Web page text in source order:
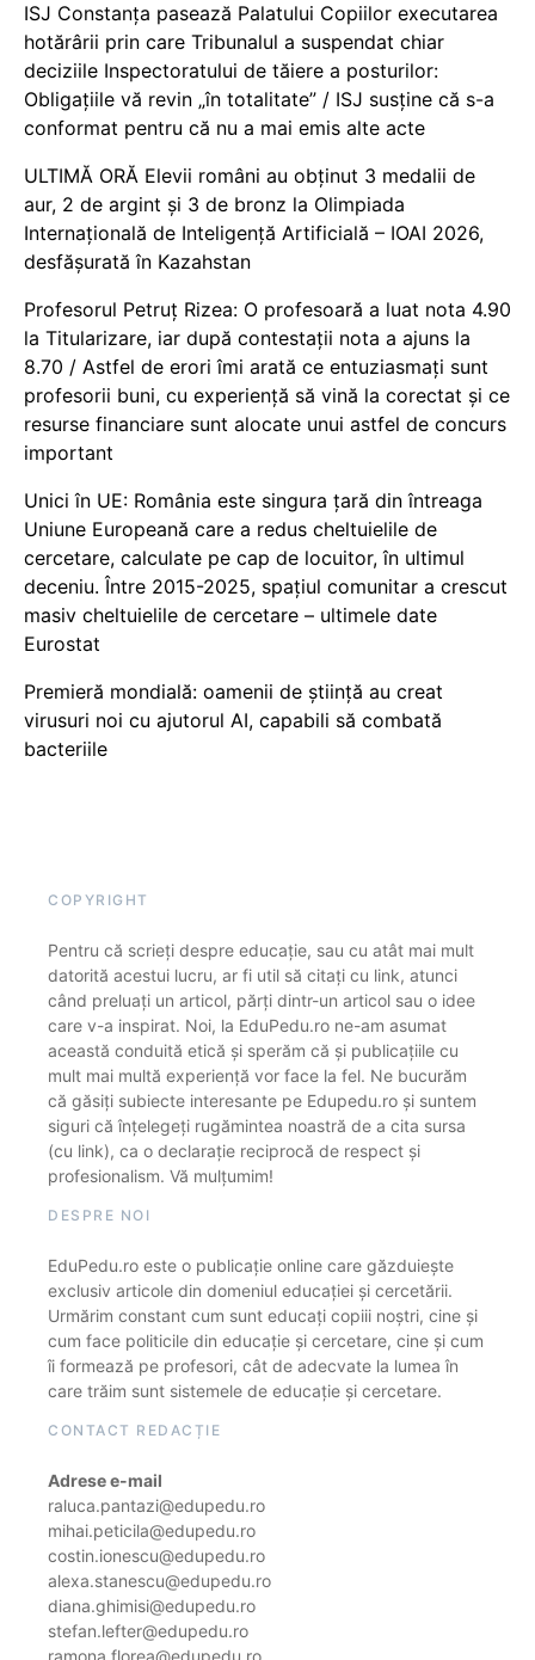
ISJ Constanța pasează Palatului Copiilor executarea
hotărârii prin care Tribunalul a suspendat chiar
deciziile Inspectoratului de tăiere a posturilor:
Obligațiile vă revin „în totalitate” / ISJ susține că s-a
conformat pentru că nu a mai emis alte acte
ULTIMĂ ORĂ Elevii români au obținut 3 medalii de
aur, 2 de argint și 3 de bronz la Olimpiada
Internațională de Inteligență Artificială – IOAI 2026,
desfășurată în Kazahstan
Profesorul Petruț Rizea: O profesoară a luat nota 4.90
la Titularizare, iar după contestații nota a ajuns la
8.70 / Astfel de erori îmi arată ce entuziasmați sunt
profesorii buni, cu experiență să vină la corectat și ce
resurse financiare sunt alocate unui astfel de concurs
important
Unici în UE: România este singura țară din întreaga
Uniune Europeană care a redus cheltuielile de
cercetare, calculate pe cap de locuitor, în ultimul
deceniu. Între 2015-2025, spațiul comunitar a crescut
masiv cheltuielile de cercetare – ultimele date
Eurostat
Premieră mondială: oamenii de știință au creat
virusuri noi cu ajutorul AI, capabili să combată
bacteriile
COPYRIGHT
Pentru că scrieți despre educație, sau cu atât mai mult
datorită acestui lucru, ar fi util să citați cu link, atunci
când preluați un articol, părți dintr-un articol sau o idee
care v-a inspirat. Noi, la EduPedu.ro ne-am asumat
această conduită etică și sperăm că și publicațiile cu
mult mai multă experiență vor face la fel. Ne bucurăm
că găsiți subiecte interesante pe Edupedu.ro și suntem
siguri că înțelegeți rugămintea noastră de a cita sursa
(cu link), ca o declarație reciprocă de respect și
profesionalism. Vă mulțumim!
DESPRE NOI
EduPedu.ro este o publicație online care găzduiește
exclusiv articole din domeniul educației și cercetării.
Urmărim constant cum sunt educați copiii noștri, cine și
cum face politicile din educație și cercetare, cine și cum
îi formează pe profesori, cât de adecvate la lumea în
care trăim sunt sistemele de educație și cercetare.
CONTACT REDACȚIE
Adrese e-mail
raluca.pantazi@edupedu.ro
mihai.peticila@edupedu.ro
costin.ionescu@edupedu.ro
alexa.stanescu@edupedu.ro
diana.ghimisi@edupedu.ro
stefan.lefter@edupedu.ro
ramona.florea@edupedu.ro